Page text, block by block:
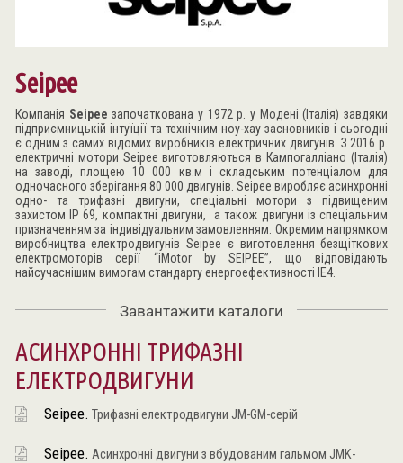
Seipee
Компанія Seipee започаткована у 1972 р. у Модені (Італія) завдяки
підприємницькій інтуїції та технічним ноу-хау засновників і сьогодні
є одним з самих відомих виробників електричних двигунів. З 2016 р.
електричні мотори Seipee виготовляються в Кампогалліано (Італія)
на заводі, площею 10 000 кв.м і складським потенціалом для
одночасного зберігання 80 000 двигунів. Seipee виробляє асинхронні
одно- та трифазні двигуни, спеціальні мотори з підвищеним
захистом IP 69, компактні двигуни, а також двигуни із спеціальним
призначенням за індивідуальним замовленням. Окремим напрямком
виробництва електродвигунів Seipee є виготовлення безщіткових
електромоторів серії “iMotor by SEIPEE”, що відповідають
найсучаснішим вимогам стандарту енергоефективності IE4.
Завантажити каталоги
АСИНХРОННІ ТРИФАЗНІ
ЕЛЕКТРОДВИГУНИ
Seipee. Трифазні електродвигуни JM-GM-серій
Seipee. Асинхронні двигуни з вбудованим гальмом JMK-